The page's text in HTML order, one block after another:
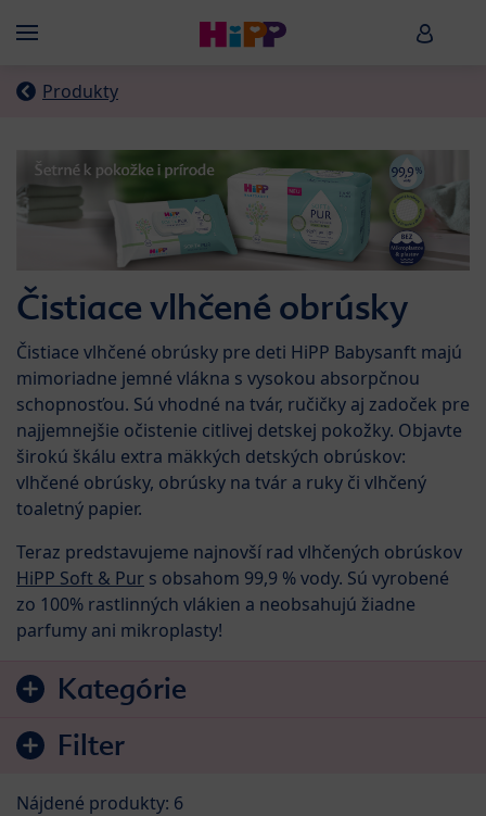
Menü HiPP
Produkty
Preskočiť na zoznam produktov
Kategórie
Filter
Čistiace vlhčené obrúsky
Čistiace vlhčené obrúsky pre deti HiPP Babysanft majú
mimoriadne jemné vlákna s vysokou absorpčnou
schopnosťou. Sú vhodné na tvár, ručičky aj zadoček pre
najjemnejšie očistenie citlivej detskej pokožky. Objavte
širokú škálu extra mäkkých detských obrúskov:
vlhčené obrúsky, obrúsky na tvár a ruky či vlhčený
toaletný papier.
Teraz predstavujeme najnovší rad vlhčených obrúskov
HiPP Soft & Pur s obsahom 99,9 % vody. Sú vyrobené
zo 100% rastlinných vlákien a neobsahujú žiadne
parfumy ani mikroplasty!
Nájdené produkty: 6